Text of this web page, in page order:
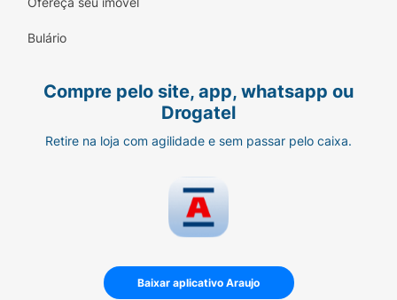
Bulário
Compre pelo site, app, whatsapp ou
Drogatel
Retire na loja com agilidade e sem passar pelo caixa.
Baixar aplicativo Araujo